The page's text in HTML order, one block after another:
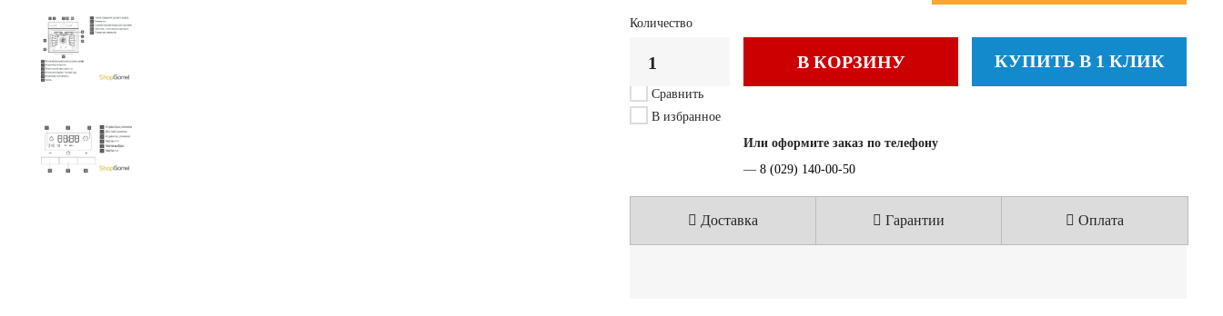
Количество
В КОРЗИНУ КУПИТЬ В 1 КЛИК
Сравнить
В избранное
Или оформите заказ по телефону
— 8 (029) 140-00-50
Доставка Гарантии Оплата